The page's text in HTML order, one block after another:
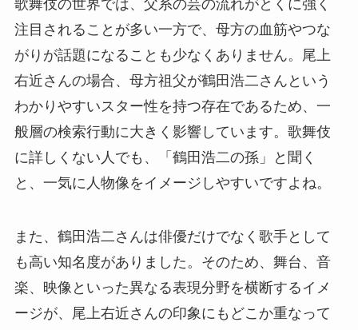
歌舞伎の世界では、父系の芸の流れがとくに強く
注目されることが多い一方で、母方の血筋やつな
がりが話題になることも少なくありません。尾上
右近さんの場合、母方祖父が鶴田浩二さんという
わかりやすいスター性を持つ存在であるため、一
般層の検索行動に大きく影響しています。歌舞伎
に詳しくない人でも、「鶴田浩二の孫」と聞く
と、一気に人物像をイメージしやすいですよね。
また、鶴田浩二さんは俳優だけでなく歌手として
も高い知名度がありました。そのため、舞台、音
楽、映像といった異なる表現分野を横断するイメ
ージが、尾上右近さんの印象にもどこか重なって